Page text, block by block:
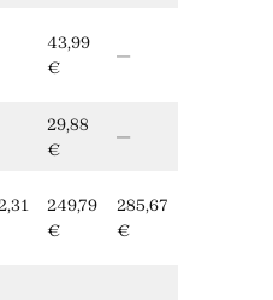
43,99
€
—
29,88
€
—
249,79
€
285,67
€